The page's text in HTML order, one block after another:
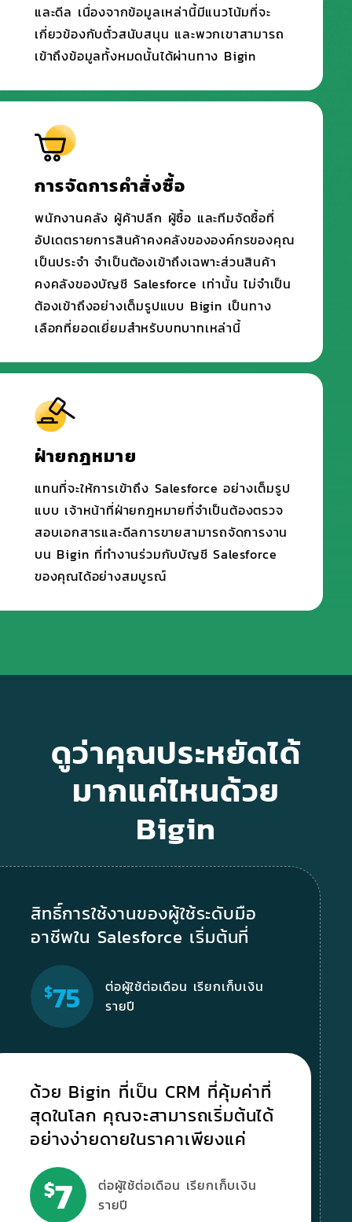
และดีล เนื่องจากข้อมูลเหล่านี้มีแนวโน้มที่จะ
เกี่ยวข้องกับตั๋วสนับสนุน และพวกเขาสามารถ
เข้าถึงข้อมูลทั้งหมดนั้นได้ผ่านทาง Bigin
การจัดการคำสั่งซื้อ
พนักงานคลัง ผู้ค้าปลีก ผู้ซื้อ และทีมจัดซื้อที่
อัปเดตรายการสินค้าคงคลังขององค์กรของคุณ
เป็นประจำ จำเป็นต้องเข้าถึงเฉพาะส่วนสินค้า
คงคลังของบัญชี Salesforce เท่านั้น ไม่จำเป็น
ต้องเข้าถึงอย่างเต็มรูปแบบ Bigin เป็นทาง
เลือกที่ยอดเยี่ยมสำหรับบทบาทเหล่านี้
ฝ่ายกฎหมาย
แทนที่จะให้การเข้าถึง Salesforce อย่างเต็มรูป
แบบ เจ้าหน้าที่ฝ่ายกฎหมายที่จำเป็นต้องตรวจ
สอบเอกสารและดีลการขายสามารถจัดการงาน
บน Bigin ที่ทำงานร่วมกับบัญชี Salesforce
ของคุณได้อย่างสมบูรณ์
ดูว่าคุณประหยัดได้
มากแค่ไหนด้วย
Bigin
สิทธิ์การใช้งานของผู้ใช้ระดับมือ
อาชีพใน Salesforce เริ่มต้นที่
$75 ต่อผู้ใช้ต่อเดือน เรียกเก็บเงิน
รายปี
ด้วย Bigin ที่เป็น CRM ที่คุ้มค่าที่
สุดในโลก คุณจะสามารถเริ่มต้นได้
อย่างง่ายดายในราคาเพียงแค่
$7 ต่อผู้ใช้ต่อเดือน เรียกเก็บเงิน
รายปี